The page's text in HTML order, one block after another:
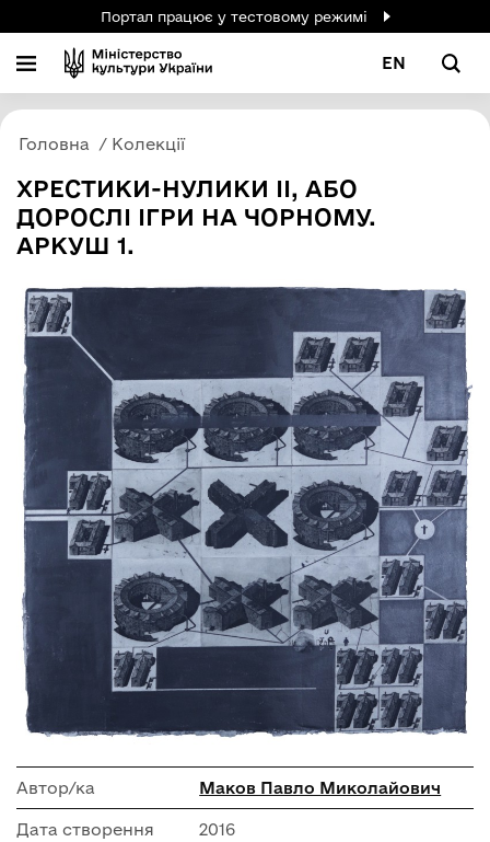
Портал працює у тестовому режимі
EN
Головна Колекції
ХРЕСТИКИ-НУЛИКИ ІІ, АБО
ДОРОСЛІ ІГРИ НА ЧОРНОМУ.
АРКУШ 1.
Автор/ка Маков Павло Миколайович
Дата створення 2016